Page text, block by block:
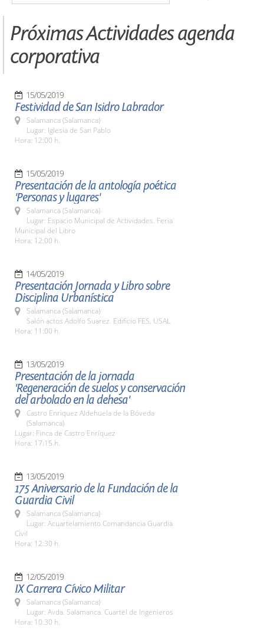
Próximas Actividades agenda
corporativa
15/05/2019
Festividad de San Isidro Labrador
Salamanca (Salamanca)
Lugar: Iglesia de San Pablo
Hora: 12:00 h.
15/05/2019
Presentación de la antología poética
'Personas y lugares'
Salamanca (Salamanca)
Lugar: Espacio Municipal de Actividades. Feria
Municipal del Libro
Hora: 12:00 h.
14/05/2019
Presentación Jornada y Libro sobre
Disciplina Urbanística
Salamanca (Salamanca)
Salón actos Adolfo Suarez. Edificio FES. USAL
Hora: 11:00 h.
13/05/2019
Presentación de la jornada
'Regeneración de suelos y conservación
del arbolado en la dehesa'
Castro Enriquez Aldehuela de la Bóveda
(Salamanca)
Lugar: Finca de Castro Enríquez
Hora: 17:15 h.
13/05/2019
175 Aniversario de la Fundación de la
Guardia Civil
Salamanca (Salamanca)
Lugar: Acuartelamiento Comandancia Guardia
Civil
Hora: 12:30 h.
12/05/2019
IX Carrera Cívico Militar
Salamanca (Salamanca)
Lugar: Avda. Salamanca. Cuartel de Ingenieros
Hora: 10:30 h.